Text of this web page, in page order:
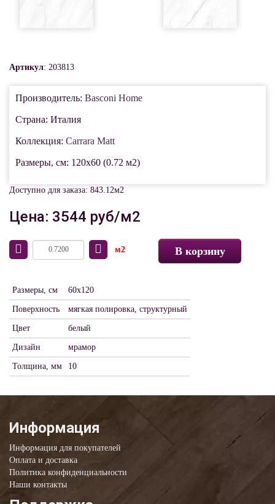
Артикул: 203813
Производитель: Basconi Home
Страна: Италия
Коллекция: Carrara Matt
Размеры, см: 120x60 (0.72 м2)
Доступно для заказа: 843.12м2
Цена: 3544 руб/м2
м2 В корзину
Размеры, см 60x120
Поверхность мягкая полировка, структурный
Цвет белый
Дизайн мрамор
Толщина, мм 10
Информация
Информация для покупателей
Оплата и доставка
Политика конфиденциальности
Наши контакты